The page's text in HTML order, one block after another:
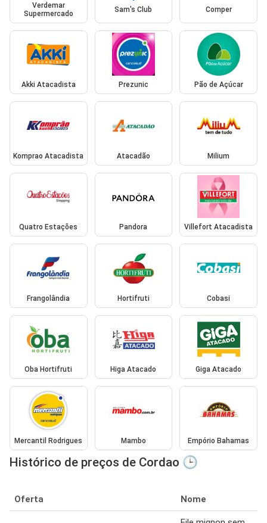
Verdemar
Supermercado
Sam's Club Comper
Akki Atacadista Prezunic Pão de Açúcar
Komprao Atacadista Atacadão Milium
Quatro Estações Pandora Villefort Atacadista
Frangolândia Hortifruti Cobasi
Oba Hortifruti Higa Atacado Giga Atacado
Mercantil Rodrigues Mambo Empório Bahamas
Histórico de preços de Cordao 🕒
Oferta Nome